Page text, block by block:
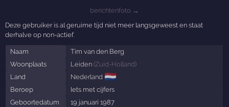
berichtenfoto →
Deze gebruiker is al geruime tijd niet meer langsgeweest en staat
derhalve op non-actief.
Naam
Tim van den Berg
Woonplaats
Leiden (Zuid-Holland)
Land
Nederland 🇳🇱
Beroep
Iets met cijfers
Geboortedatum
19 januari 1987